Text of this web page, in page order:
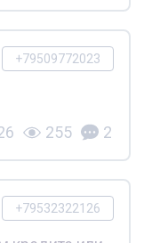
+79509772023
255 2
+79532322126